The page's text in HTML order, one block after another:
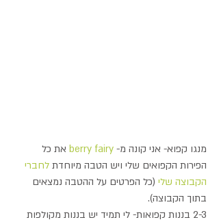
מנגו קפוא- אני קונה מ- berry fairy את כל
הפירות הקפואים שלי ויש הטבה מיוחדת לחברי
הקבוצה שלי (כל הפרטים על ההטבה נמצאים
בתוך הקבוצה).
2-3 בננות קפואות- לי תמיד יש בננות מקולפות